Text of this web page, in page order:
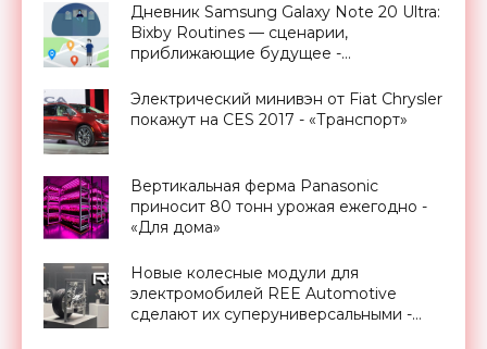
Дневник Samsung Galaxy Note 20 Ultra:
Bixby Routines — сценарии,
приближающие будущее -
Электрический минивэн от Fiat Chrysler
покажут на CES 2017 - «Транспорт»
Вертикальная ферма Panasonic
приносит 80 тонн урожая ежегодно -
«Для дома»
Новые колесные модули для
электромобилей REE Automotive
сделают их суперуниверсальными -